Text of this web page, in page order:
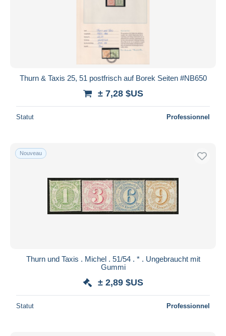
Thurn & Taxis 25, 51 postfrisch auf Borek Seiten #NB650
± 7,28 $US
Statut Professionnel
Nouveau
Thurn und Taxis . Michel . 51/54 . * . Ungebraucht mit
Gummi
± 2,89 $US
Statut Professionnel